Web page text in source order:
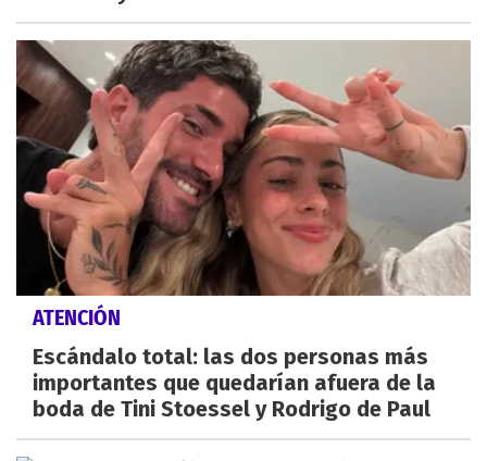
ATENCIÓN
Escándalo total: las dos personas más
importantes que quedarían afuera de la
boda de Tini Stoessel y Rodrigo de Paul